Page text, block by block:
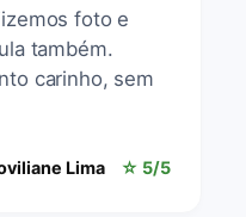
foto e
também.
carinho, sem
Lima ☆ 5/5